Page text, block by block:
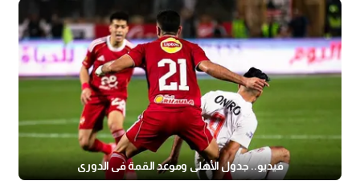
فيديو.. جدول الأهلي وموعد القمة في الدوري